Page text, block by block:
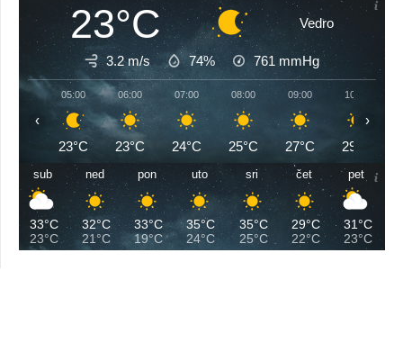
23°C Vedro
3.2 m/s 74% 761 mmHg
05:00
23°C
06:00
23°C
07:00
24°C
08:00
25°C
09:00
27°C
10:00
29°C
‹ ›
sub
33°C
23°C
ned
32°C
21°C
pon
33°C
19°C
uto
35°C
24°C
sri
35°C
25°C
čet
29°C
22°C
pet
31°C
23°C